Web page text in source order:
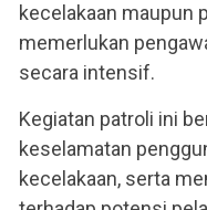
kecelakaan maupun
memerlukan
secara intensif.
Kegiatan patroli ini
keselamatan
kecelakaan, serta